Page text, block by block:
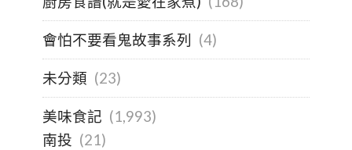
會怕不要看鬼故事系列 (4)
未分類 (23)
美味食記 (1,993)
南投 (21)